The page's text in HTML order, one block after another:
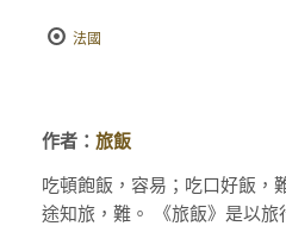
法國
作者： 旅飯
吃頓飽飯，容易；吃口好飯，
途知旅，難。 《旅飯》是以旅